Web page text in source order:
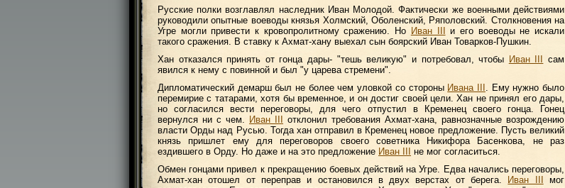
Русские полки возглавлял наследник Иван Молодой. Фактически же военными действиями
руководили опытные воеводы князья Холмский, Оболенский, Ряполовский. Столкновения на
Угре могли привести к кровопролитному сражению. Но Иван III
и его воеводы не искали
такого сражения. В ставку к Ахмат-хану выехал сын боярский Иван Товарков-Пушкин.
Хан отказался принять от гонца дары- "тешь великую" и потребовал, чтобы Иван III
сам
явился к нему с повинной и был "у царева стремени".
Дипломатический демарш был не более чем уловкой со стороны Ивана III . Ему нужно было
перемирие с татарами, хотя бы временное, и он достиг своей цели. Хан не принял его дары,
но согласился вести переговоры, для чего отпустил в Кременец своего гонца. Гонец
вернулся ни с чем. Иван III
отклонил требования Ахмат-хана, равнозначные возрождению
власти Орды над Русью. Тогда хан отправил в Кременец новое предложение. Пусть великий
князь пришлет ему для переговоров своего советника Никифора Басенкова, не раз
ездившего в Орду. Но даже и на это предложение Иван III
не мог согласиться.
Обмен гонцами привел к прекращению боевых действий на Угре. Едва начались переговоры,
Ахмат-хан отошел от переправ и остановился в двух верстах от берега.
Иван III
мог